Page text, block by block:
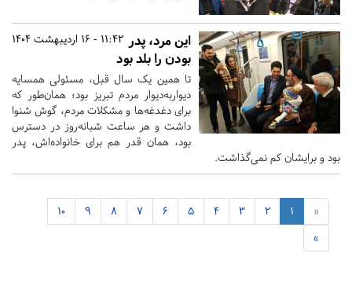
11:42 - 16 اردیبهشت 1404 این مرد،‌ پدر
بودن را بلد بود
تا همین یک سال قبل، مسئولی همسایه
دیواربه‌دیوار مردم تبریز بود؛ همان‌طور که
برای دغدغه‌ها و مشکلات مردم، گوش شنوا
داشت و هر ساعت شبانه‌روز در دسترس
بود، همان قدر هم برای خانواده‌اش، پدر
بود و برایشان کم نمی‌گذاشت.
«
1
2
3
4
5
6
7
8
9
10
»